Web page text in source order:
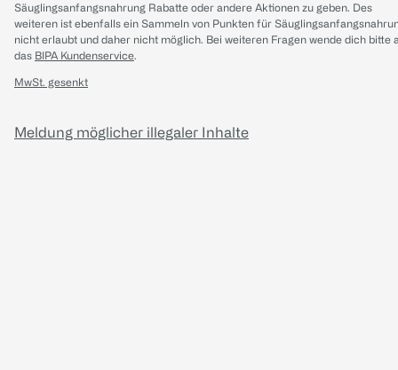
Säuglingsanfangsnahrung Rabatte oder andere Aktionen zu geben. Des
weiteren ist ebenfalls ein Sammeln von Punkten für
nicht erlaubt und daher nicht möglich. Bei weiteren Fragen wende dich bitte
das BIPA Kundenservice.
MwSt. gesenkt
Meldung möglicher illegaler Inhalte